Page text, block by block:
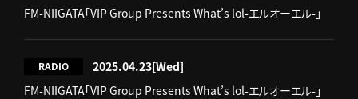
FM-NIIGATA「VIP Group Presents What’s lol-エルオーエル-」
RADIO 2025.04.23[Wed]
FM-NIIGATA「VIP Group Presents What’s lol-エルオーエル-」